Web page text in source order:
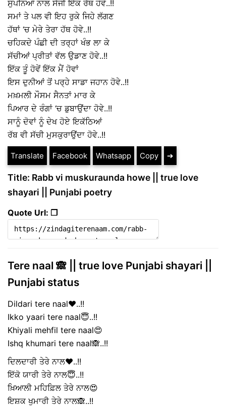
ਸੁਪਨਿਆਂ ਨਾਲ ਸੱਜੀ ਇੱਕ ਰੱਥ ਹੋਵੇ..!!
ਸਮਾਂ ਤੇ ਪਲ ਵੀ ਇਹ ਰੁਕੇ ਜਿਹੇ ਲੱਗਣ
ਹੱਥਾਂ ‘ਚ ਮੇਰੇ ਤੇਰਾ ਹੱਥ ਹੋਵੇ..!!
ਚਹਿਕਦੇ ਪੰਛੀ ਦੀ ਤਰ੍ਹਾਂ ਖੰਭ ਲਾ ਕੇ
ਸੱਚੀਆਂ ਪ੍ਰੀਤਾਂ ਵੱਲ ਉਡਾਣ ਹੋਵੇ..!!
ਇੱਕ ਤੂੰ ਹੋਵੇਂ ਇੱਕ ਮੈਂ ਹੋਵਾਂ
ਇਸ ਦੁਨੀਆਂ ਤੋਂ ਪਰ੍ਹੇ ਸਾਡਾ ਜਹਾਨ ਹੋਵੇ..!!
ਮਖ਼ਮਲੀ ਮੌਸਮ ਸੈਨਤਾਂ ਮਾਰ ਕੇ
ਪਿਆਰ ਦੇ ਰੰਗਾਂ ‘ਚ ਡੁਬਾਉਂਦਾ ਹੋਵੇ..!!
ਸਾਨੂੰ ਦੋਵਾਂ ਨੂੰ ਦੇਖ ਹੋਏ ਇਕੱਠਿਆਂ
ਰੱਬ ਵੀ ਸੱਚੀ ਮੁਸਕੁਰਾਉਂਦਾ ਹੋਵੇ..!!
Translate Facebook Whatsapp Copy ➔
Title: Rabb vi muskuraunda howe || true love
shayari || Punjabi poetry
Quote Url: ❐
Tere naal 🙈 || true love Punjabi shayari ||
Punjabi status
Dildari tere naal❤️..!!
Ikko yaari tere naal😇..!!
Khiyali mehfil tere naal😍
Ishq khumari tere naal🙈..!!
ਦਿਲਦਾਰੀ ਤੇਰੇ ਨਾਲ❤️..!!
ਇੱਕੋ ਯਾਰੀ ਤੇਰੇ ਨਾਲ😇..!!
ਖ਼ਿਆਲੀ ਮਹਿਫ਼ਿਲ ਤੇਰੇ ਨਾਲ😍
ਇਸ਼ਕ ਖੁਮਾਰੀ ਤੇਰੇ ਨਾਲ🙈..!!